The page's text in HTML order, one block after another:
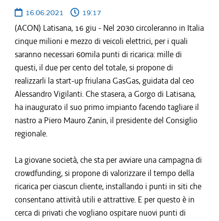
16.06.2021
19:17
(ACON) Latisana, 16 giu - Nel 2030 circoleranno in Italia
cinque milioni e mezzo di veicoli elettrici, per i quali
saranno necessari 60mila punti di ricarica: mille di
questi, il due per cento del totale, si propone di
realizzarli la start-up friulana GasGas, guidata dal ceo
Alessandro Vigilanti. Che stasera, a Gorgo di Latisana,
ha inaugurato il suo primo impianto facendo tagliare il
nastro a Piero Mauro Zanin, il presidente del Consiglio
regionale.
La giovane società, che sta per avviare una campagna di
crowdfunding, si propone di valorizzare il tempo della
ricarica per ciascun cliente, installando i punti in siti che
consentano attività utili e attrattive. E per questo è in
cerca di privati che vogliano ospitare nuovi punti di